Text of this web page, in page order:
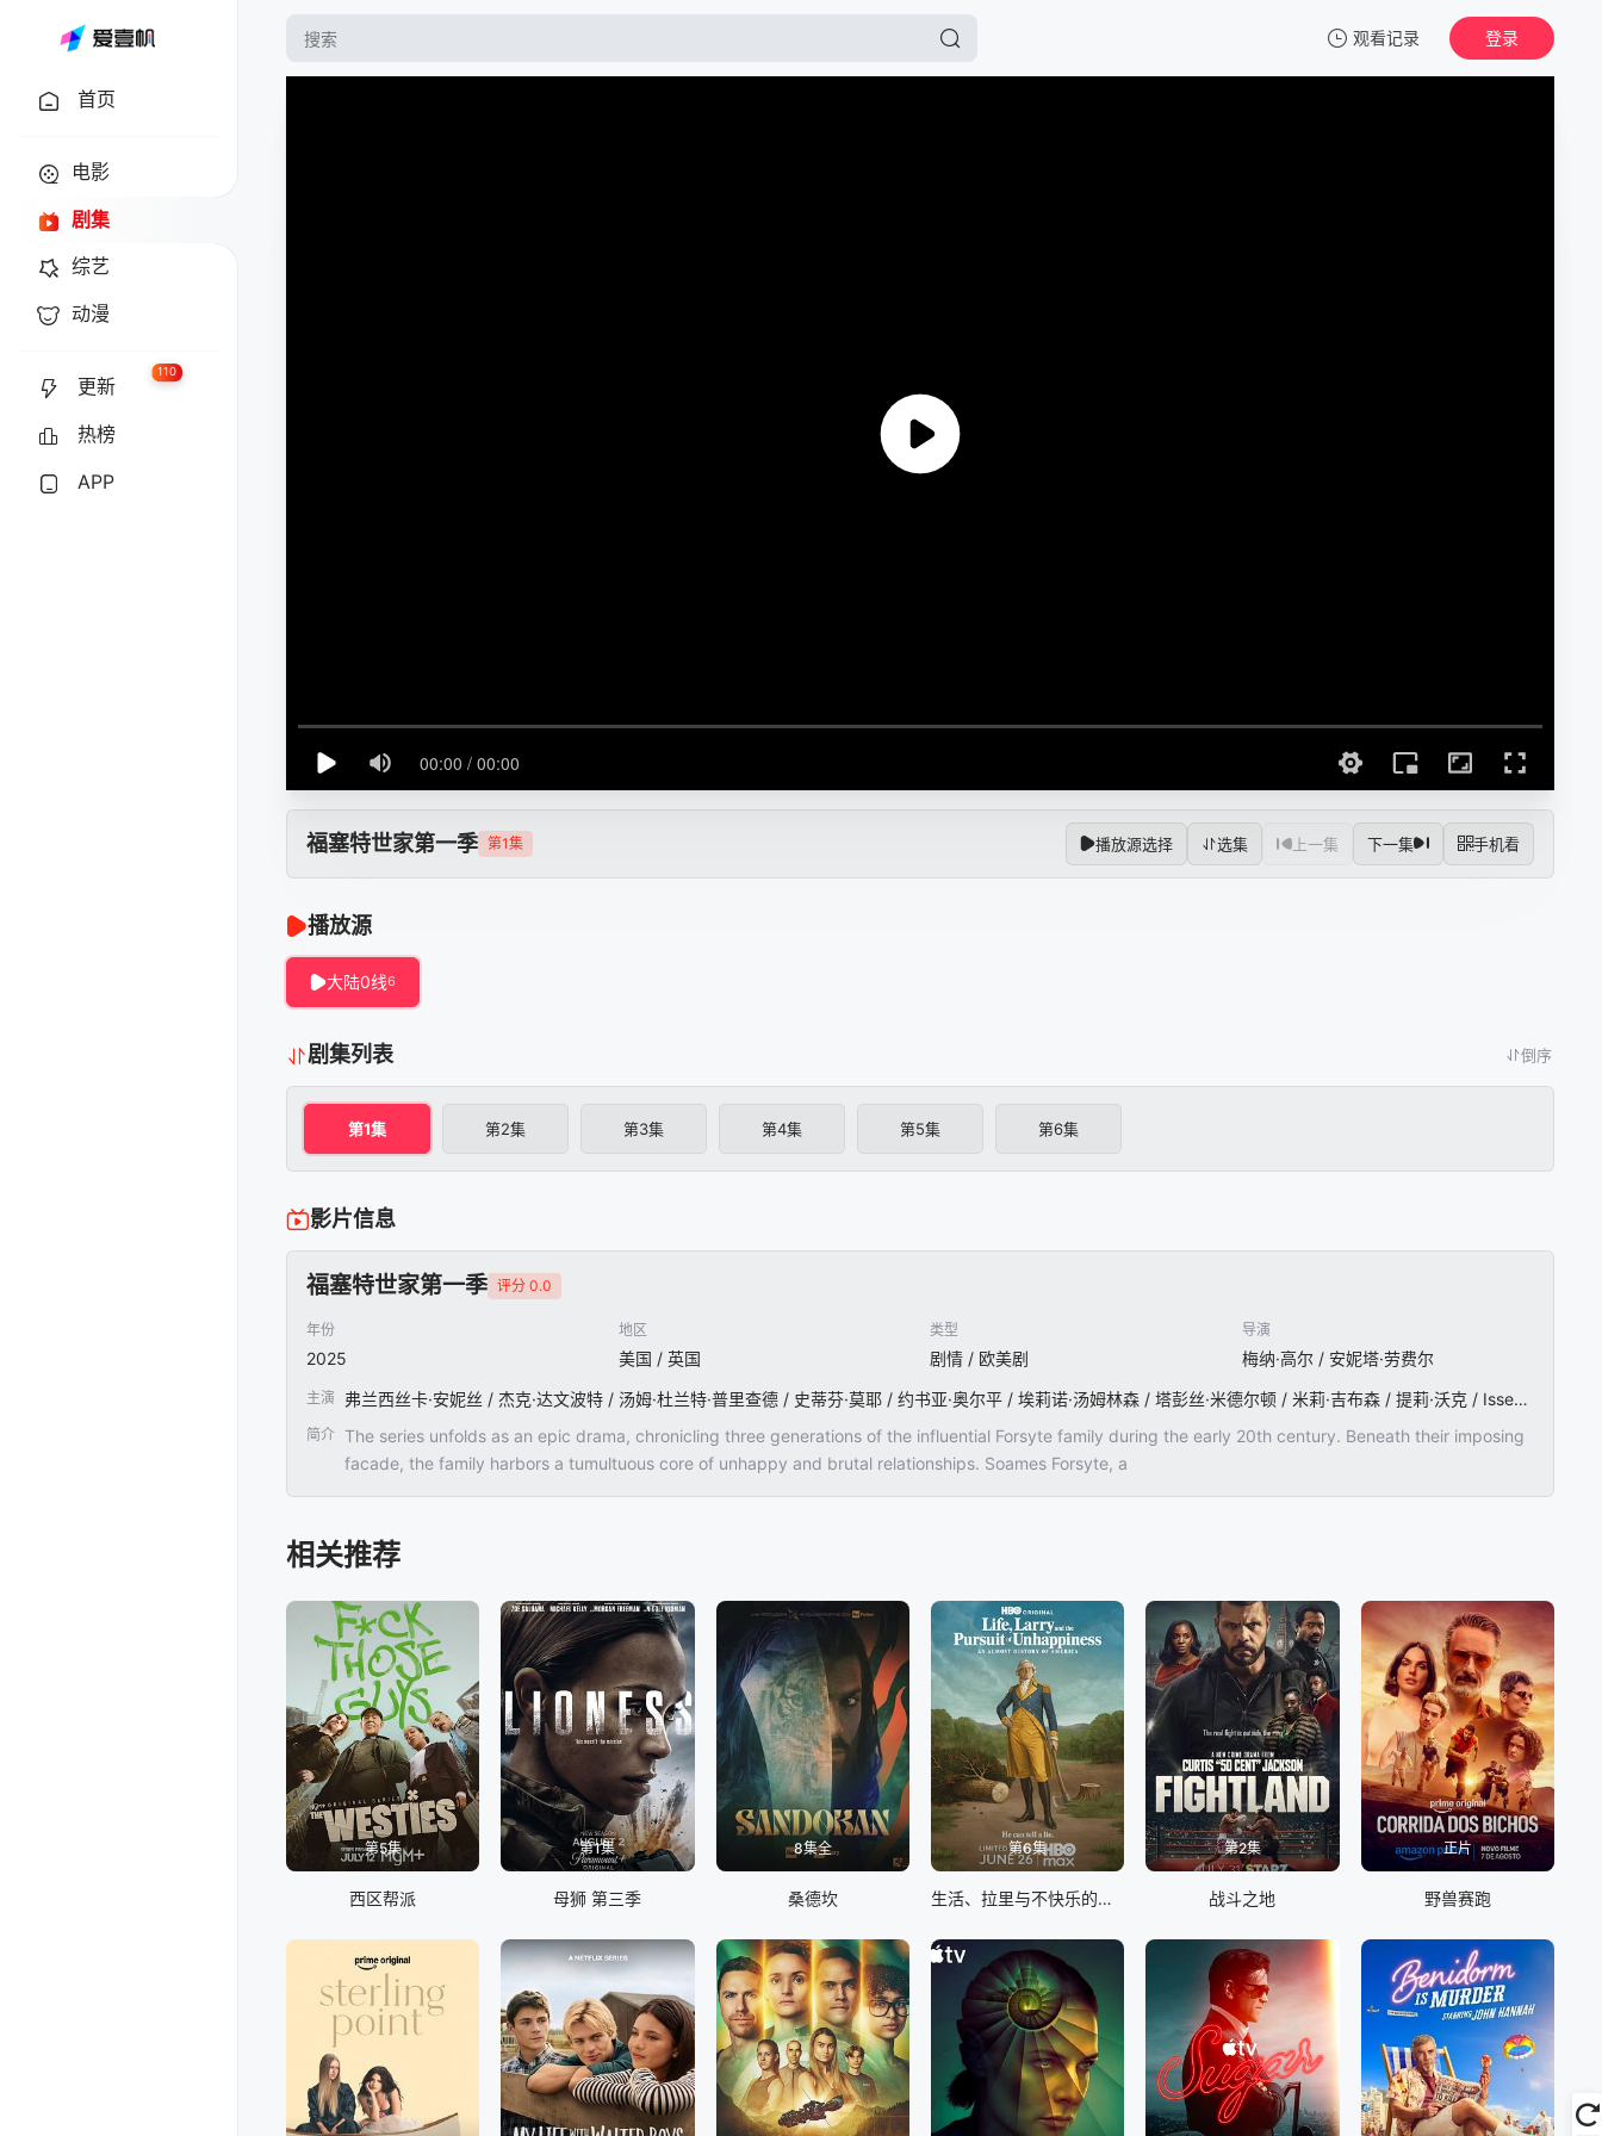
观看记录 登录
首页
电影
剧集
综艺
动漫
更新
110
热榜
APP
福塞特世家第一季 第1集 播放源选择 选集 上一集 下一集 手机看
播放源
大陆0线6
剧集列表 倒序
第1集 第2集 第3集 第4集 第5集 第6集
影片信息
福塞特世家第一季 评分 0.0
年份
2025
地区
美国 / 英国
类型
剧情 / 欧美剧
导演
梅纳·高尔 / 安妮塔·劳费尔
主演 弗兰西丝卡·安妮丝 / 杰克·达文波特 / 汤姆·杜兰特·普里查德 / 史蒂芬·莫耶 / 约书亚·奥尔平 / 埃莉诺·汤姆林森 / 塔彭丝·米德尔顿 / 米莉·吉布森 / 提莉·沃克 / Issey / King / Justine / Emma / Moore / Karl-James / Langford / 莎拉·亚历山大 / 理查德·兰金 / 特里斯坦·斯特罗克 / 尼娅·阿诗 / Eleanor / Jackson / Rowan / Wallace / 约瑟特·西蒙 / 菲奥娜·巴顿
简介 The series unfolds as an epic drama, chronicling three generations of the influential Forsyte family during the early 20th century. Beneath their imposing
facade, the family harbors a tumultuous core of unhappy and brutal relationships. Soames Forsyte, a
相关推荐
第5集
西区帮派
第1集
母狮 第三季
8集全
桑德坎
第6集
生活、拉里与不快乐的追求：一部美国史
第2集
战斗之地
正片
野兽赛跑